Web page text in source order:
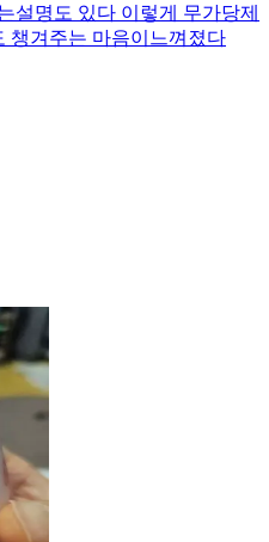
설명도 있다 이렇게 무가당제
챙겨주는 마음이느껴졌다